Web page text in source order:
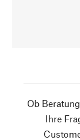
Ob
Ihre